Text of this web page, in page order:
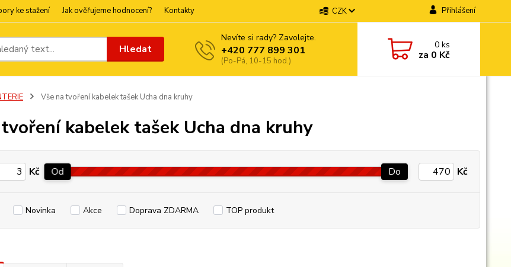
ke stažení Jak ověřujeme hodnocení? Kontakty CZK Přihlášení
Hledat
Nevíte si rady? Zavolejte.
+420 777 899 301
(Po-Pá, 10-15 hod.)
0ks
za 0 Kč
Vše na tvoření kabelek tašek Ucha dna kruhy
kabelek tašek Ucha dna kruhy
Kč Od Do Kč
Novinka Akce Doprava ZDARMA TOP produkt